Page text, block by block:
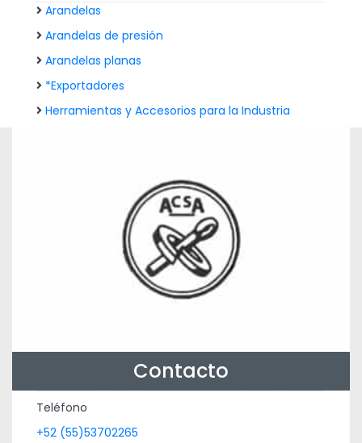
Arandelas
Arandelas de presión
Arandelas planas
*Exportadores
Herramientas y Accesorios para la Industria
Contacto
Teléfono
+52 (55)53702265